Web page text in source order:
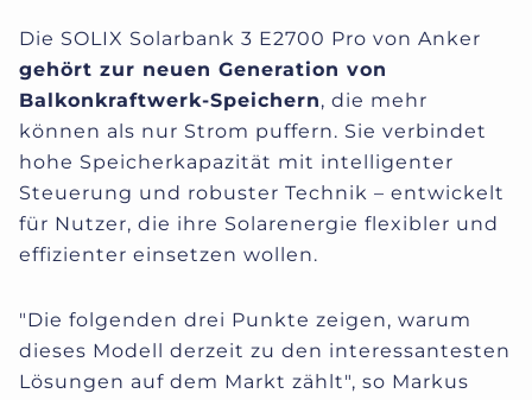
Die SOLIX Solarbank 3 E2700 Pro von Anker
gehört zur neuen Generation von
Balkonkraftwerk-Speichern, die mehr
können als nur Strom puffern. Sie verbindet
hohe Speicherkapazität mit intelligenter
Steuerung und robuster Technik – entwickelt
für Nutzer, die ihre Solarenergie flexibler und
effizienter einsetzen wollen.
"Die folgenden drei Punkte zeigen, warum
dieses Modell derzeit zu den interessantesten
Lösungen auf dem Markt zählt", so Markus